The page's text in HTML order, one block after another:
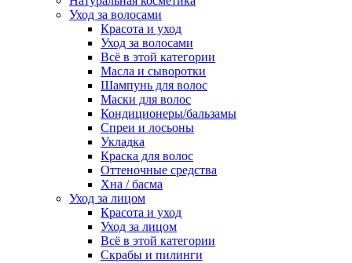
Уход за волосами
Красота и уход
Уход за волосами
Всё в этой категории
Масла и сыворотки
Шампунь для волос
Маски для волос
Кондиционеры/бальзамы
Спреи и лосьоны
Укладка
Краска для волос
Оттеночные средства
Хна / басма
Уход за лицом
Красота и уход
Уход за лицом
Всё в этой категории
Скрабы и пилинги